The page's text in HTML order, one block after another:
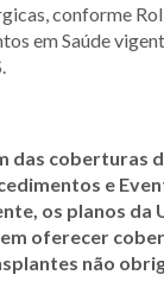
conforme
em Saúde
das coberturas
e
os planos da
oferecer
não